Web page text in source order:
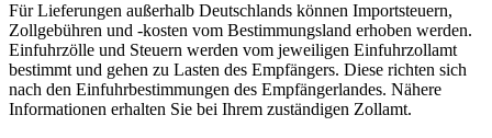
Für Lieferungen außerhalb Deutschlands können Importsteuern,
Zollgebühren und -kosten vom Bestimmungsland erhoben werden.
Einfuhrzölle und Steuern werden vom jeweiligen Einfuhrzollamt
bestimmt und gehen zu Lasten des Empfängers. Diese richten sich
nach den Einfuhrbestimmungen des Empfängerlandes. Nähere
Informationen erhalten Sie bei Ihrem zuständigen Zollamt.